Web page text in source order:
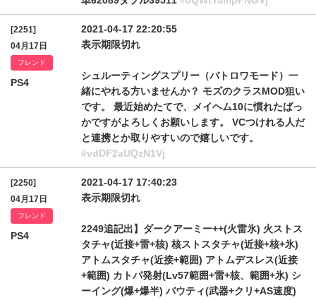
[2251]
04月17日
フレンド
PS4
2021-04-17 22:20:55
表示期限切れ
シュルーティングスプリー（バトロワモード）一
緒にやれる方いませんか？ モズのクラスMOD狙い
です。 最近始めたてで、メイヘム10に慣れたばっ
かですがよろしくお願いします。 VCつけれる人だ
と連携とか取りやすいので嬉しいです。
#vdDF2aUQzN1Vj
[2250]
04月17日
フレンド
PS4
2021-04-17 17:40:23
表示期限切れ
2249追記出】ダークアーミー++(火雷氷) 火ストス
タチャ(近接+雷+核) 核ストスタチャ(近接+核+氷)
アトムスタチャ(近接+範囲) アトムデスレス(近接
+範囲) カトパ発射(Lv57範囲+雷+核、範囲+氷) シ
ーイング(爆+爆半) バウティ(武器+クリ+AS速度)